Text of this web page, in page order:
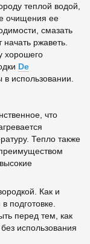
теплой водой,
очищения ее
смазать
ржаветь.
хорошего
De
использовании.
что
Тепло также
Как и
подготовке.
перед тем, как
использования